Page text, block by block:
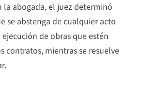
la abogada, el juez determinó
se abstenga de cualquier acto
de obras que estén
contratos, mientras se resuelve